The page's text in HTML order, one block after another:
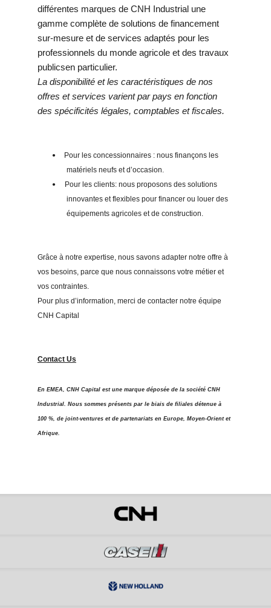
différentes marques de CNH Industrial une
gamme complète de solutions de financement
sur-mesure et de services adaptés pour les
professionnels du monde agricole et des travaux
publicsen particulier.
La disponibilité et les caractéristiques de nos
offres et services varient par pays en fonction
des spécificités légales, comptables et fiscales.
•
Pour les concessionnaires : nous finançons les
matériels neufs et d’occasion.
•
Pour les clients: nous proposons des solutions
innovantes et flexibles pour financer ou louer des
équipements agricoles et de construction.
Grâce à notre expertise, nous savons adapter notre offre à
vos besoins, parce que nous connaissons votre métier et
vos contraintes.
Pour plus d’information, merci de contacter notre équipe
CNH Capital
Contact Us
En EMEA, CNH Capital est une marque déposée de la société CNH
Industrial. Nous sommes présents par le biais de filiales détenue à
100 %, de joint-ventures et de partenariats en Europe, Moyen-Orient et
Afrique.